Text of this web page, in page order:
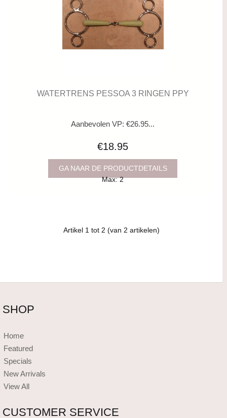
WATERTRENS PESSOA 3 RINGEN PPY
Aanbevolen VP: €26.95...
€18.95
GA NAAR DE PRODUCTDETAILS
Max: 2
Artikel 1tot 2 (van 2 artikelen)
SHOP
Home
Featured
Specials
New Arrivals
View All
CUSTOMER SERVICE